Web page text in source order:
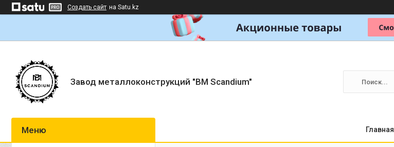
Создать сайт на Satu.kz
Завод металлоконструкций "BM Scandium"
Главная